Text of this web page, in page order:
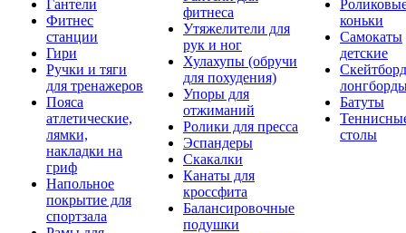
Гантели
Фитнес
станции
Гири
Ручки и тяги
для тренажеров
Пояса
атлетические,
лямки,
накладки на
гриф
Напольное
покрытие для
спортзала
фитнеса
Утяжелители для
рук и ног
Хулахупы (обручи
для похудения)
Упоры для
отжиманий
Ролики для пресса
Эспандеры
Скакалки
Канаты для
кроссфита
Балансировочные
подушки
коньки
Самокаты
детские
Батуты
столы